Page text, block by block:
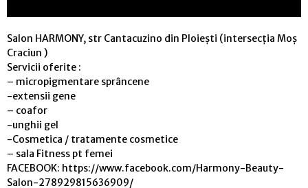
Salon HARMONY, str Cantacuzino din Ploiești (intersecția Moș
Craciun )
Servicii oferite :
– micropigmentare sprâncene
-extensii gene
– coafor
-unghii gel
-Cosmetica / tratamente cosmetice
– sala Fitness pt femei
FACEBOOK: https://www.facebook.com/Harmony-Beauty-
Salon-278929815636909/